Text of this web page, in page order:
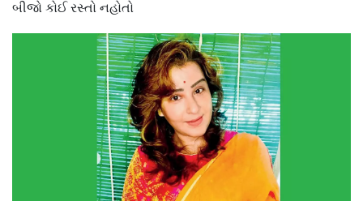
બીજો કોઈ રસ્તો નહોતો